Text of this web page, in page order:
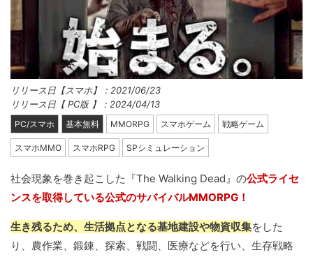
リリース日【スマホ】：2021/06/23
リリース日【 PC版 】：2024/04/13
PC/スマホ 基本無料 MMORPG スマホゲーム 戦略ゲーム
スマホMMO スマホRPG SPシミュレーション
社会現象を巻き起こした『The Walking Dead』の公式ライセ
ンスを取得している公式のサバイバルMMORPG！
生き残るため、生活拠点となる基地建設や物資収集をした
り、農作業、鍛錬、探索、戦闘、医療などを行い、生存戦略